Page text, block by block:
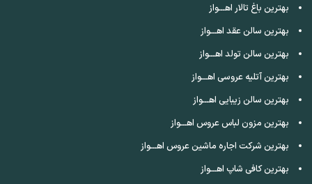
بهترین باغ تالار اهـــواز
بهترین سالن عقد اهـــواز
بهترین سالن تولد اهـــواز
بهترین آتلیه عروسی اهـــواز
بهترین سالن زیبایی اهـــواز
بهترین مزون لباس عروس اهـــواز
بهترین شرکت اجاره ماشین عروس اهـــواز
بهترین کافی شاپ اهـــواز